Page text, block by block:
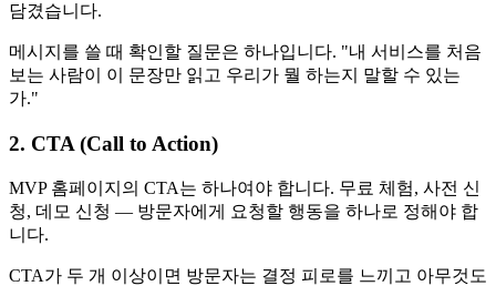
담겼습니다.
메시지를 쓸 때 확인할 질문은 하나입니다. "내 서비스를 처음
보는 사람이 이 문장만 읽고 우리가 뭘 하는지 말할 수 있는
가."
2. CTA (Call to Action)
MVP 홈페이지의 CTA는 하나여야 합니다. 무료 체험, 사전 신
청, 데모 신청 — 방문자에게 요청할 행동을 하나로 정해야 합
니다.
CTA가 두 개 이상이면 방문자는 결정 피로를 느끼고 아무것도